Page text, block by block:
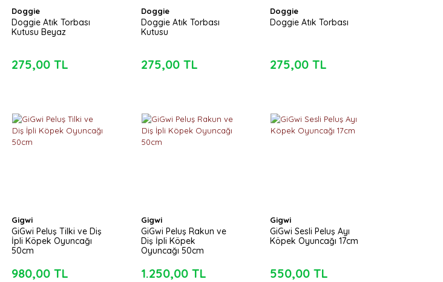
Doggie
Doggie Atık Torbası
Kutusu Beyaz
275,00 TL
Doggie
Doggie Atık Torbası
Kutusu
275,00 TL
Doggie
Doggie Atık Torbası
275,00 TL
Gigwi
GiGwi Peluş Tilki ve Diş
İpli Köpek Oyuncağı
50cm
980,00 TL
Gigwi
GiGwi Peluş Rakun ve
Diş İpli Köpek
Oyuncağı 50cm
1.250,00 TL
Gigwi
GiGwi Sesli Peluş Ayı
Köpek Oyuncağı 17cm
550,00 TL